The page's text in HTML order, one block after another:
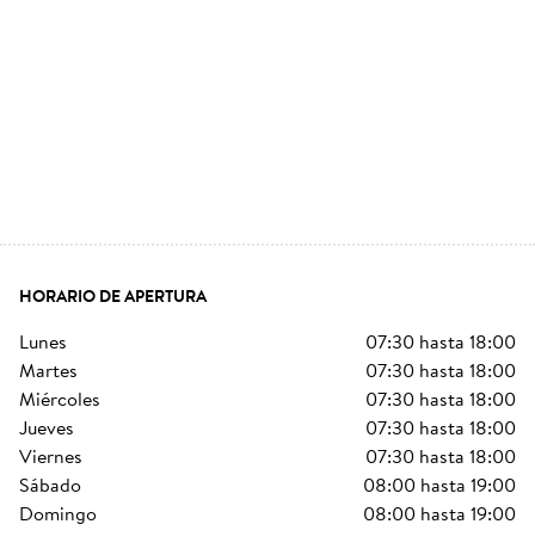
HORARIO DE APERTURA
lunes 07:30 hasta 18:00
martes
07:30 hasta 18:00
miércoles
07:30 hasta 18:00
jueves
07:30 hasta 18:00
viernes
07:30 hasta 18:00
sábado
08:00 hasta 19:00
domingo
08:00 hasta 19:00